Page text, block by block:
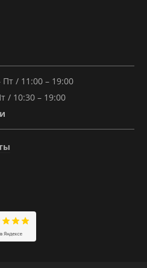
Пт / 11:00 – 19:00
/ 10:30 – 19:00